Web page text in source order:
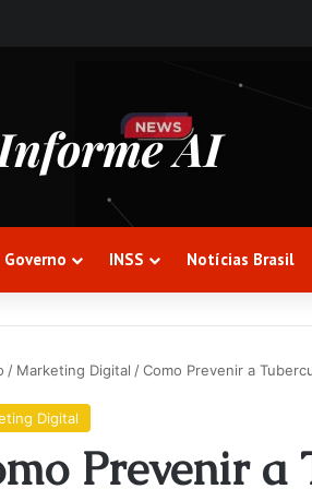
Governo INSS Notícias Brasil
/ Marketing Digital /Como Prevenir a
Digital
Prevenir a